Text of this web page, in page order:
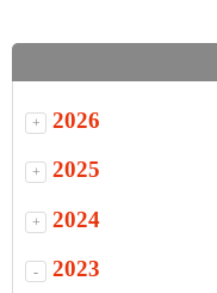
+ 2026
+ 2025
+ 2024
- 2023